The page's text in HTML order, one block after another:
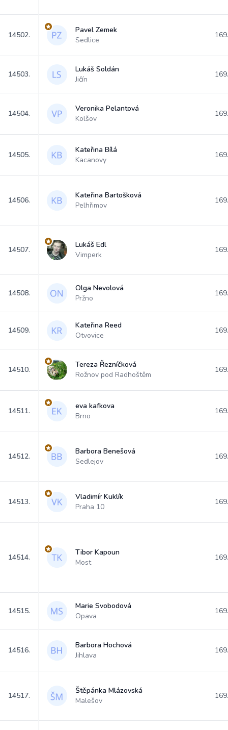
14502.
Pavel Zemek
Sedlice
14503.
Lukáš Soldán
Jičín
14504.
Veronika Pelantová
Kolšov
14505.
Kateřina Bílá
Kacanovy
14506.
Kateřina Bartošková
Pelhřimov
14507.
Lukáš Edl
Vimperk
14508.
Olga Nevolová
Pržno
14509.
Kateřina Reed
Otvovice
14510.
Tereza Řezníčková
Rožnov pod Radhoštěm
14511.
eva kafkova
Brno
14512.
Barbora Benešová
Sedlejov
14513.
Vladimír Kuklík
Praha 10
14514.
Tibor Kapoun
Most
14515.
Marie Svobodová
Opava
14516.
Barbora Hochová
Jihlava
14517.
Štěpánka Mlázovská
Malešov